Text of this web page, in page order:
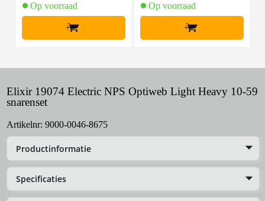
Op voorraad
+
Op voorraad
+
Elixir 19074 Electric NPS Optiweb Light Heavy 10-59
snarenset
Artikelnr: 9000-0046-8675
Productinformatie
Specificaties